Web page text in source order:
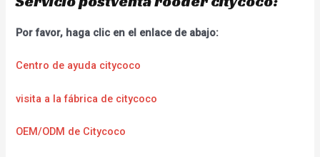
Por favor, haga clic en el enlace de abajo:
Centro de ayuda citycoco
visita a la fábrica de citycoco
OEM/ODM de Citycoco